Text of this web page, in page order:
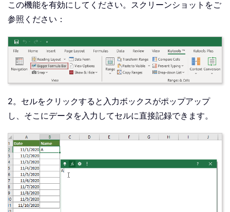
この機能を有効にしてください。スクリーンショットをご
参照ください：
2。セルをクリックすると入力ボックスがポップアップ
し、そこにデータを入力してセルに直接記録できます。